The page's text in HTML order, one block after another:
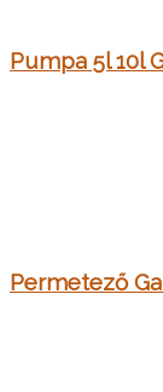
Pumpa 5l 10l
Permetező